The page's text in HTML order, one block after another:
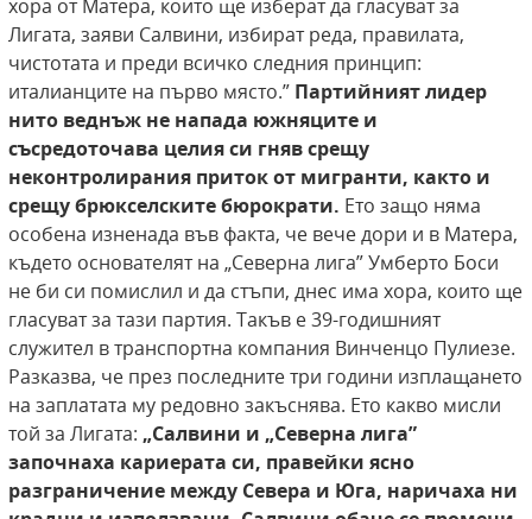
хора от Матера, които ще изберат да гласуват за
Лигата, заяви Салвини, избират реда, правилата,
чистотата и преди всичко следния принцип:
италианците на първо място.” Партийният лидер
нито веднъж не напада южняците и
съсредоточава целия си гнявсрещу
неконтролирания приток от мигранти, както и
срещу брюкселските бюрократи. Ето защо няма
особена изненада във факта, че вече дори и в Матера,
където основателят на „Северна лига” Умберто Боси
не би си помислил и да стъпи, днес има хора, които ще
гласуват за тази партия. Такъв е 39-годишният
служител в транспортна компания Винченцо Пулиезе.
Разказва, че през последните три години изплащането
на заплатата му редовно закъснява. Ето какво мисли
той за Лигата: „Салвини и „Северна лига”
започнаха кариерата си, правейки ясно
разграничение между Севера и Юга, наричаха ни